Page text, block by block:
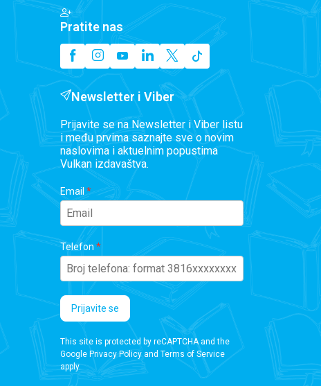
Pratite nas
Newsletter i Viber
Prijavite se na Newsletter i Viber listu
i među prvima saznajte sve o novim
naslovima i aktuelnim popustima
Vulkan izdavaštva.
Email
Telefon
Prijavite se
This site is protected by reCAPTCHA and the
Google Privacy Policy and Terms of Service
apply.